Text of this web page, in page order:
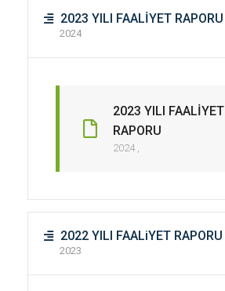
2023 YILI FAALİYET RAPORU
2024
2023 YILI FAALİYET
RAPORU
2024 ,
2022 YILI FAALiYET RAPORU
2023